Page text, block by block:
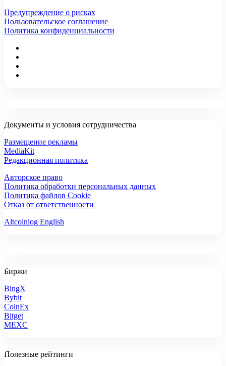
Предупреждение о рисках
Пользовательское соглашение
Политика конфиденциальности
Документы и условия сотрудничества
Размещение рекламы
MediaKit
Редакционная политика
Авторское право
Политика обработки персональных данных
Политика файлов Cookie
Отказ от ответственности
Altcoinlog English
Биржи
BingX
Bybit
CoinEx
Bitget
MEXC
Полезные рейтинги